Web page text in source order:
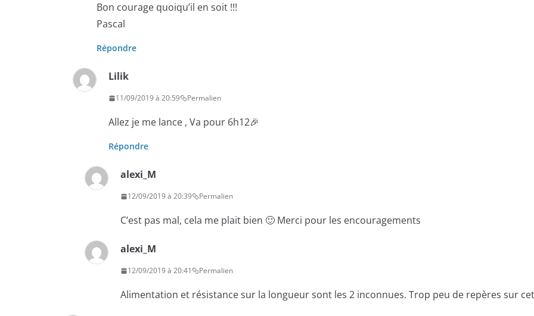
Bon courage quoiqu’il en soit !!!
Pascal
Répondre
Lilik
11/09/2019 à 20:59 Permalien
Allez je me lance , Va pour 6h12🎉
Répondre
alexi_M
12/09/2019 à 20:39 Permalien
C’est pas mal, cela me plait bien 🙂 Merci pour les encouragements
alexi_M
12/09/2019 à 20:41 Permalien
Alimentation et résistance sur la longueur sont les 2 inconnues. Trop peu de repères sur